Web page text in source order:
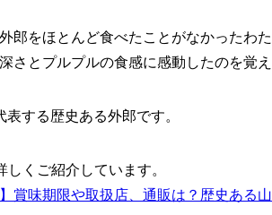
郎をほとんど食べたことがなかったわ
とプルプルの食感に感動したのを覚え
する歴史ある外郎です。
くご紹介しています。
賞味期限や取扱店、通販は？歴史ある